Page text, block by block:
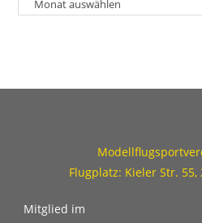
Flugplatz: Kieler Str. 55,
Mitglied im